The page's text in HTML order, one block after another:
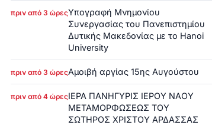
πριν από 3 ώρεςΥπογραφή Μνημονίου
Συνεργασίας του Πανεπιστημίου
Δυτικής Μακεδονίας με το Hanoi
University
πριν από 3 ώρεςΑμοιβή αργίας 15ης Αυγούστου
πριν από 4 ώρεςΙΕΡΑ ΠΑΝΗΓΥΡΙΣ ΙΕΡΟΥ ΝΑΟΥ
ΜΕΤΑΜΟΡΦΩΣΕΩΣ ΤΟΥ
ΣΩΤΗΡΟΣ ΧΡΙΣΤΟΥ ΑΡΔΑΣΣΑΣ